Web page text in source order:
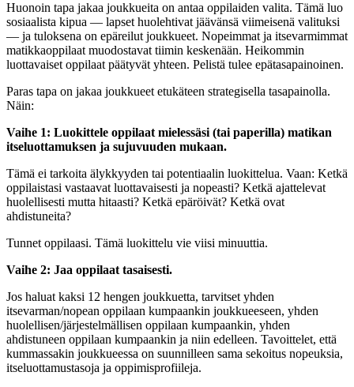
Huonoin tapa jakaa joukkueita on antaa oppilaiden valita. Tämä luo
sosiaalista kipua — lapset huolehtivat jäävänsä viimeisenä valituksi
— ja tuloksena on epäreilut joukkueet. Nopeimmat ja itsevarmimmat
matikkaoppilaat muodostavat tiimin keskenään. Heikommin
luottavaiset oppilaat päätyvät yhteen. Pelistä tulee epätasapainoinen.
Paras tapa on jakaa joukkueet etukäteen strategisella tasapainolla.
Näin:
Vaihe 1: Luokittele oppilaat mielessäsi (tai paperilla) matikan
itseluottamuksen ja sujuvuuden mukaan.
Tämä ei tarkoita älykkyyden tai potentiaalin luokittelua. Vaan: Ketkä
oppilaistasi vastaavat luottavaisesti ja nopeasti? Ketkä ajattelevat
huolellisesti mutta hitaasti? Ketkä epäröivät? Ketkä ovat
ahdistuneita?
Tunnet oppilaasi. Tämä luokittelu vie viisi minuuttia.
Vaihe 2: Jaa oppilaat tasaisesti.
Jos haluat kaksi 12 hengen joukkuetta, tarvitset yhden
itsevarman/nopean oppilaan kumpaankin joukkueeseen, yhden
huolellisen/järjestelmällisen oppilaan kumpaankin, yhden
ahdistuneen oppilaan kumpaankin ja niin edelleen. Tavoittelet, että
kummassakin joukkueessa on suunnilleen sama sekoitus nopeuksia,
itseluottamustasoja ja oppimisprofiileja.